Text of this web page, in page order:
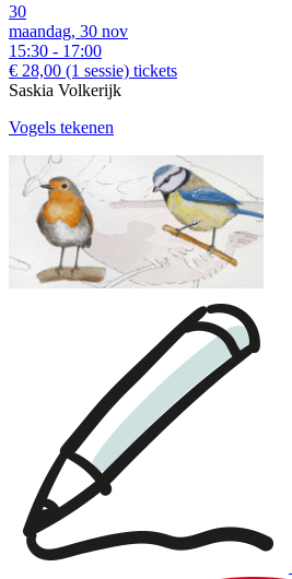
30
maandag, 30 nov
15:30 - 17:00
€ 28,00 (1 sessie) tickets
Saskia Volkerijk
Vogels tekenen